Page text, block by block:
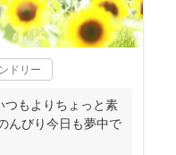
ドリー
つもよりちょっと素
んびり今日も夢中で